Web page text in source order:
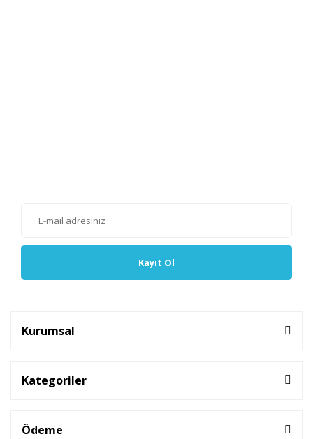
Kayıt Ol
Kurumsal
Kategoriler
Ödeme